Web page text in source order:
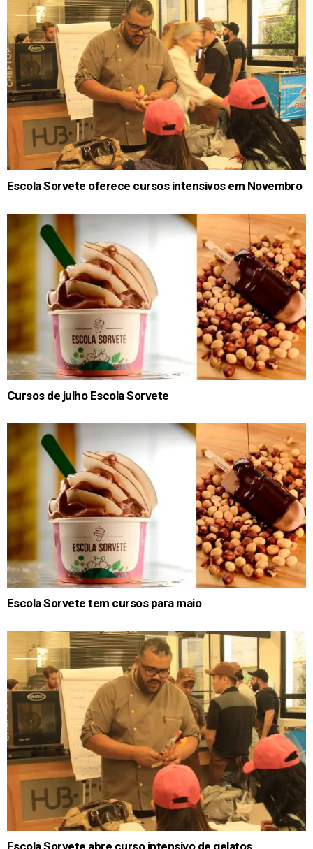
Escola Sorvete oferece cursos intensivos em Novembro
Cursos de julho Escola Sorvete
Escola Sorvete tem cursos para maio
Escola Sorvete abre curso intensivo de gelatos